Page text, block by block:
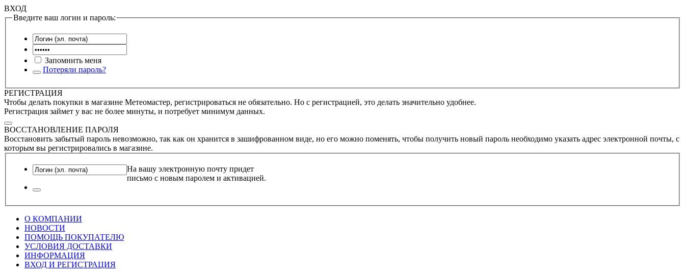
ВХОД
Введите ваш логин и пароль:
Запомнить меня
Потеряли пароль?
РЕГИСТРАЦИЯ
Чтобы делать покупки в магазине Метеомастер, регистрироваться не обязательно. Но с регистрацией, это делать значительно удобнее.
Регистрация займет у вас не более минуты, и потребует минимум данных.
ВОССТАНОВЛЕНИЕ ПАРОЛЯ
Восстановить забытый пароль невозможно, так как он хранится в зашифрованном виде, но его можно поменять, чтобы получить новый пароль необходимо указать адрес электронной почты, с
которым вы регистрировались в магазине.
На вашу электронную почту придет
письмо с новым паролем и активацией.
О КОМПАНИИ
НОВОСТИ
ПОМОЩЬ ПОКУПАТЕЛЮ
УСЛОВИЯ ДОСТАВКИ
ИНФОРМАЦИЯ
ВХОД И РЕГИСТРАЦИЯ